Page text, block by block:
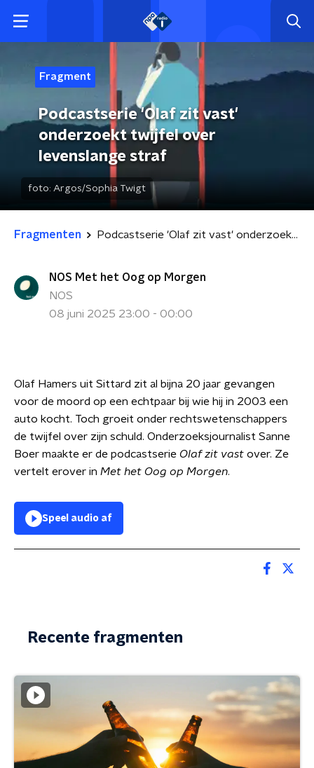
Fragment
Podcastserie 'Olaf zit vast'
onderzoekt twijfel over
levenslange straf
foto: Argos/Sophia Twigt
Fragmenten Podcastserie 'Olaf zit vast' onderzoekt twijfel over levenslange straf
NOS Met het Oog op Morgen
NOS
08 juni 2025 23:00 - 00:00
Olaf Hamers uit Sittard zit al bijna 20 jaar gevangen
voor de moord op een echtpaar bij wie hij in 2003 een
auto kocht. Toch groeit onder rechtswetenschappers
de twijfel over zijn schuld. Onderzoeksjournalist Sanne
Boer maakte er de podcastserie Olaf zit vast over. Ze
vertelt erover in Met het Oog op Morgen.
Speel audio af
Recente fragmenten